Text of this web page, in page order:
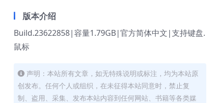
版本介绍
Build.23622858|容量1.79GB|官方简体中文|支持键盘.
鼠标
声明：本站所有文章，如无特殊说明或标注，均为本站原
创发布。任何个人或组织，在未征得本站同意时，禁止复
制、盗用、采集、发布本站内容到任何网站、书籍等各类媒